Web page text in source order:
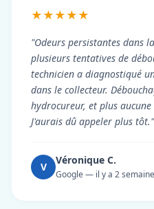
★★★★★
"Odeurs persistantes dans
plusieurs tentatives de
technicien a diagnostiqué
dans le collecteur.
hydrocureur, et plus
J'aurais dû appeler plus tôt."
V
Véronique C.
Google — il y a 2